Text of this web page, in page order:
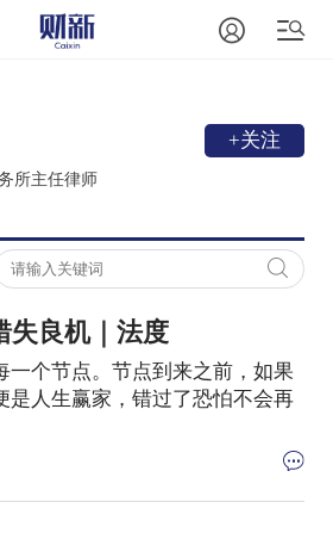
+关注
所主任律师
失良机｜法度
一个节点。节点到来之前，如果
是人生赢家，错过了恐怕不会再